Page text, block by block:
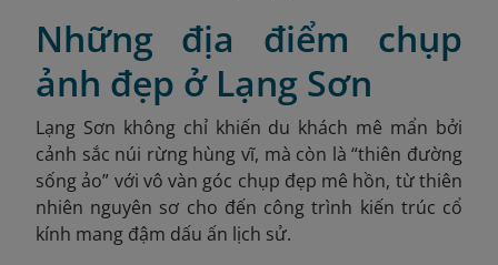
Những địa điểm chụp
ảnh đẹp ở Lạng Sơn
Lạng Sơn không chỉ khiến du khách mê mẩn bởi
cảnh sắc núi rừng hùng vĩ, mà còn là “thiên đường
sống ảo” với vô vàn góc chụp đẹp mê hồn, từ thiên
nhiên nguyên sơ cho đến công trình kiến trúc cổ
kính mang đậm dấu ấn lịch sử.